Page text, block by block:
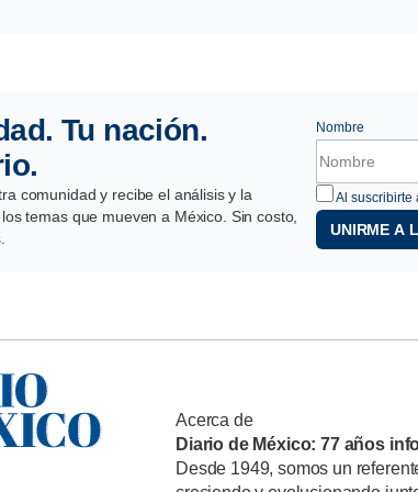
Tu nación.
comunidad y recibe el análisis y la
temas que mueven a México. Sin costo,
Nombre
Al suscribirte
UNIRME A
Acerca de
Diario de México: 77 años
Desde 1949, somos un